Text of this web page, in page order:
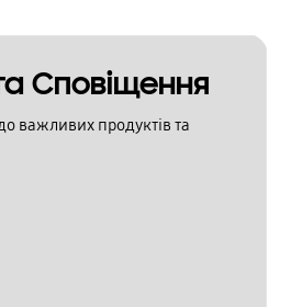
Сповіщення
важливих продуктів та